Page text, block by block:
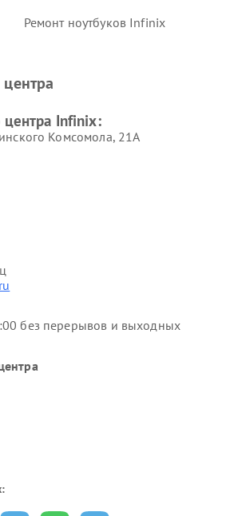
Ремонт ноутбуков Infinix
центра Infinix:
Комсомола, 21А
без перерывов и выходных